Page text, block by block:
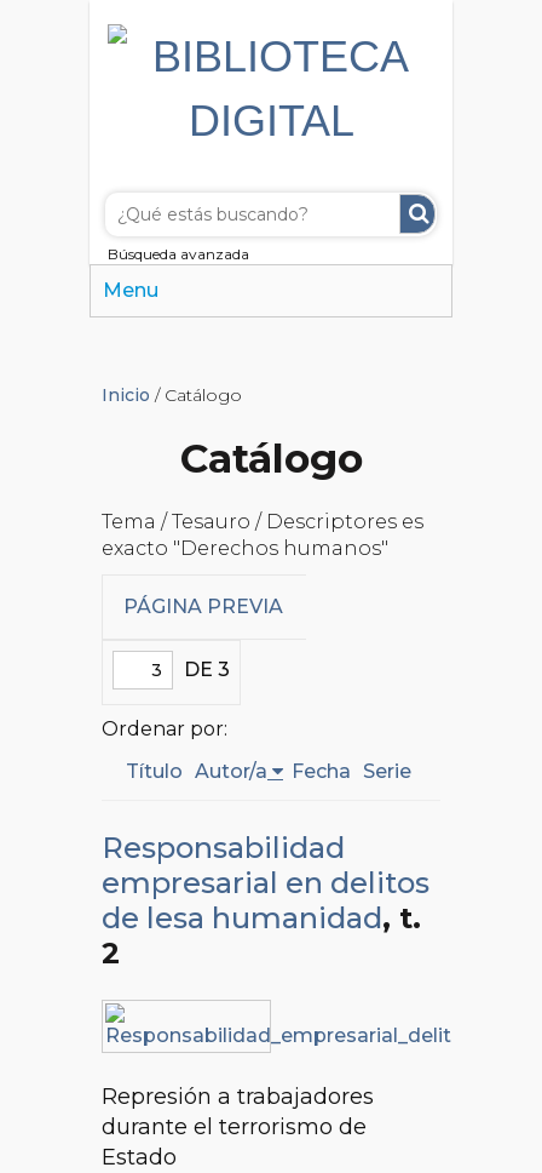
Búsqueda avanzada
Menu
Inicio / Catálogo
Catálogo
Tema / Tesauro / Descriptores es
exacto "Derechos humanos"
PÁGINA PREVIA
DE 3
Ordenar por:
Título Autor/a Fecha Serie
Responsabilidad
empresarial en delitos
de lesa humanidad, t.
2
Represión a trabajadores
durante el terrorismo de
Estado